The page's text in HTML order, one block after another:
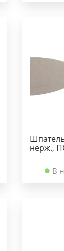
нерж.,
В